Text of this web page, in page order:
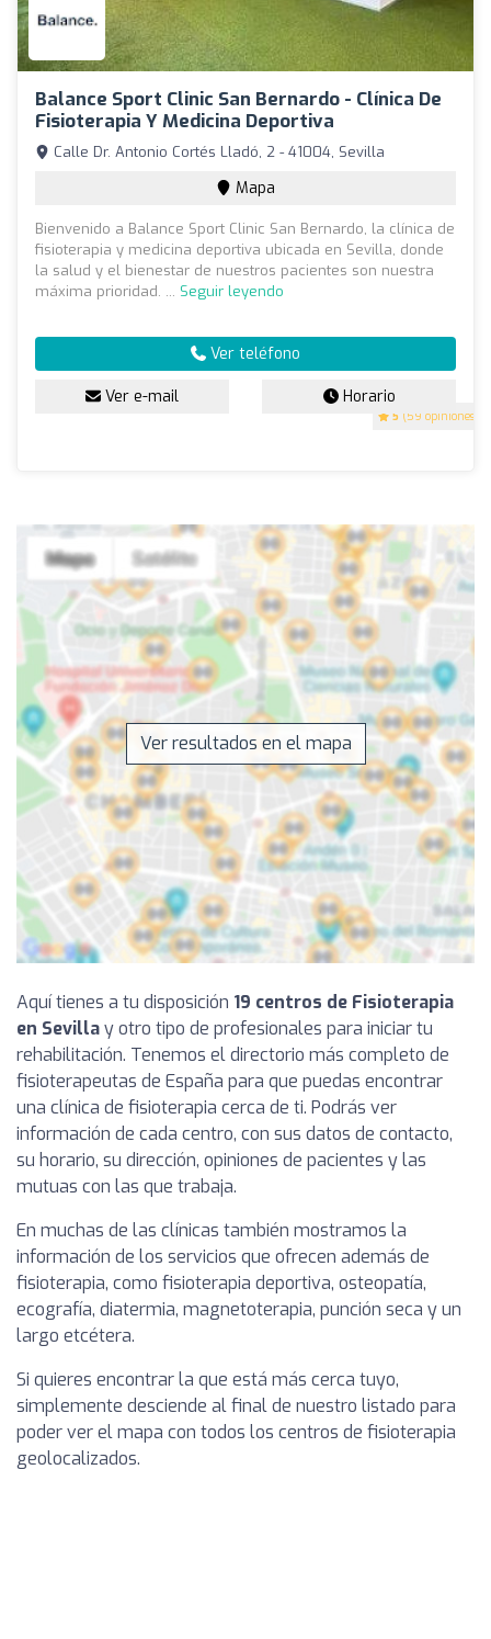
Balance Sport Clinic San Bernardo - Clínica De
Fisioterapia Y Medicina Deportiva
5 (59 opiniones)
Calle Dr. Antonio Cortés Lladó, 2 - 41004, Sevilla
Mapa
Bienvenido a Balance Sport Clinic San Bernardo, la clínica de
fisioterapia y medicina deportiva ubicada en Sevilla, donde
la salud y el bienestar de nuestros pacientes son nuestra
máxima prioridad. ... Seguir leyendo
Ver teléfono
Ver e-mail Horario
Ver resultados en el mapa
Aquí tienes a tu disposición 19 centros de Fisioterapia
en Sevillay otro tipo de profesionales para iniciar tu
rehabilitación. Tenemos el directorio más completo de
fisioterapeutas de España para que puedas encontrar
una clínica de fisioterapia cerca de ti. Podrás ver
información de cada centro, con sus datos de contacto,
su horario, su dirección, opiniones de pacientes y las
mutuas con las que trabaja.
En muchas de las clínicas también mostramos la
información de los servicios que ofrecen además de
fisioterapia, como fisioterapia deportiva, osteopatía,
ecografía, diatermia, magnetoterapia, punción seca y un
largo etcétera.
Si quieres encontrar la que está más cerca tuyo,
simplemente desciende al final de nuestro listado para
poder ver el mapa con todos los centros de fisioterapia
geolocalizados.